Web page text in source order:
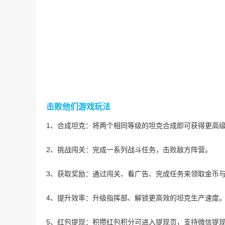
击败他们游戏玩法
1、合成坦克：将两个相同等级的坦克合成即可获得更高级
2、挑战闯关：完成一系列战斗任务，击败敌方阵营。
3、获取奖励：通过闯关、看广告、完成任务来领取金币与
4、提升效率：升级指挥部、解锁更高效的坦克生产速度。
5、红包提现：积攒红包积分可进入提现页，支持微信提现